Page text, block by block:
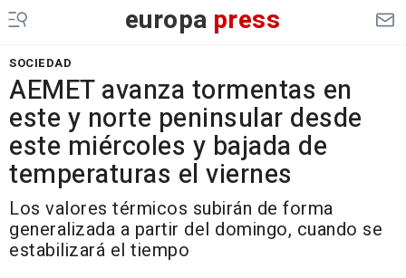
europa press
SOCIEDAD
AEMET avanza tormentas en
este y norte peninsular desde
este miércoles y bajada de
temperaturas el viernes
Los valores térmicos subirán de forma
generalizada a partir del domingo, cuando se
estabilizará el tiempo